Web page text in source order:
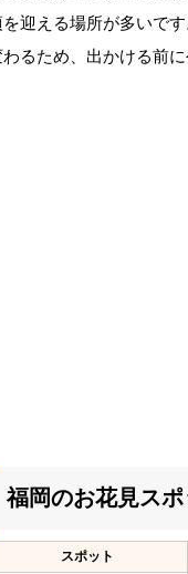
を迎える場所が多いで
るため、出かける前
福岡のお花見ス
スポット